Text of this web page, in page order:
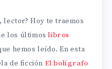
lector? Hoy te traemos
los últimoslibros
hemos leído. En esta
de ficción El bolígrafo